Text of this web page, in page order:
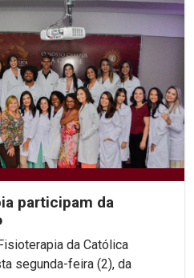
participam da
da Católica
segunda-feira (2), da